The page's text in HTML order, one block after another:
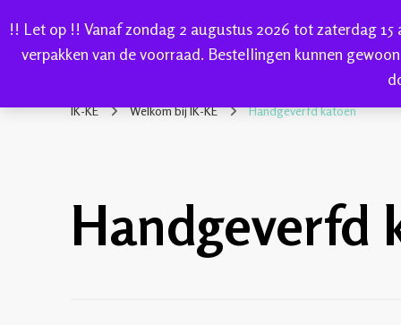
!! Let op !! Vanaf zondag 2 augustus 2026 tot zaterdag
verpakken van de voorraad. Bestellingen kunnen
webshop voor handgeverfde garen 100% katoen en
IK-KE Welkom bij IK-KE Handgeverfd katoen
Handgeverfd